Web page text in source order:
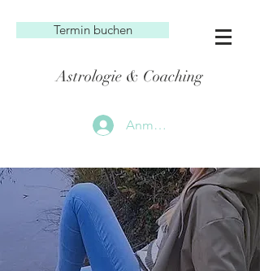
Termin buchen
Astrologie & Coaching
Anmelden